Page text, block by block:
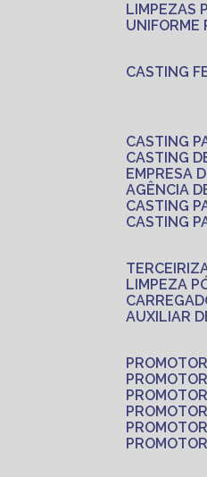
LIMPEZAS
CASTING
CASTING
CASTING
EMPRESA
AGÊNCIA
CASTING
CASTING
LIMPEZA
AUXILIAR